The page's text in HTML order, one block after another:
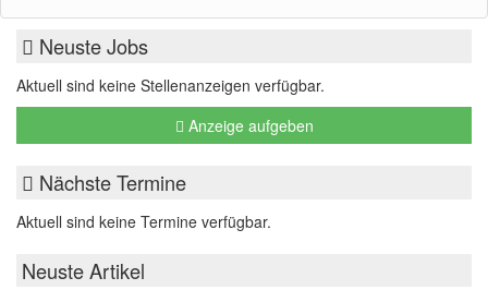
Neuste Jobs
Aktuell sind keine Stellenanzeigen verfügbar.
Anzeige aufgeben
Nächste Termine
Aktuell sind keine Termine verfügbar.
Neuste Artikel